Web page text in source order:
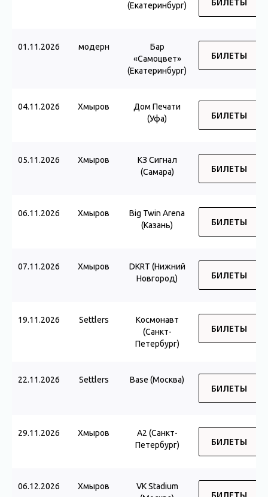
(Екатеринбург)
01.11.2026 модерн
Бар
«Самоцвет»
(Екатеринбург)
БИЛЕТЫ
04.11.2026 Хмыров
Дом Печати
(Уфа)
БИЛЕТЫ
05.11.2026 Хмыров
КЗ Сигнал
(Самара)
БИЛЕТЫ
06.11.2026 Хмыров
Big Twin Arena
(Казань)
БИЛЕТЫ
07.11.2026 Хмыров
DKRT (Нижний
Новгород)
БИЛЕТЫ
19.11.2026 Settlers
Космонавт
(Санкт-
Петербург)
БИЛЕТЫ
22.11.2026 Settlers Base (Москва)
БИЛЕТЫ
29.11.2026 Хмыров
А2 (Санкт-
Петербург)
БИЛЕТЫ
06.12.2026 Хмыров
VK Stadium